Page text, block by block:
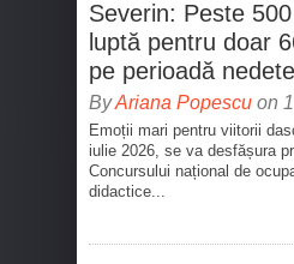
Severin: Peste
luptă pentru doar
pe perioadă
ByAriana Popescu on
Emoții mari pentru viitorii
iulie 2026, se va desfășura
Concursului național de
didactice...